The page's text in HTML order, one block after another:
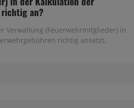
richtig an?
Verwaltung (Feuerwehrmitglieder) in
richtig ansetzt,